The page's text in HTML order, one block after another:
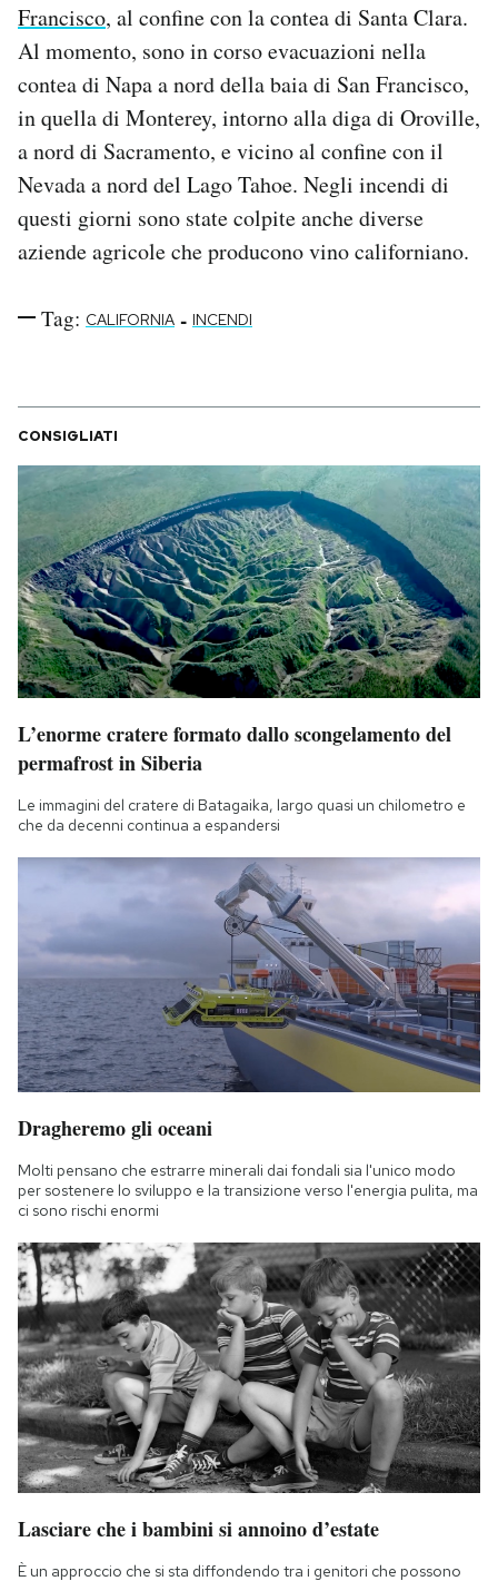
Francisco, al confine con la contea di Santa Clara.
Al momento, sono in corso evacuazioni nella
contea di Napa a nord della baia di San Francisco,
in quella di Monterey, intorno alla diga di Oroville,
a nord di Sacramento, e vicino al confine con il
Nevada a nord del Lago Tahoe. Negli incendi di
questi giorni sono state colpite anche diverse
aziende agricole che producono vino californiano.
Tag: CALIFORNIA - INCENDI
CONSIGLIATI
L’enorme cratere formato dallo scongelamento del
permafrost in Siberia
Le immagini del cratere di Batagaika, largo quasi un chilometro e
che da decenni continua a espandersi
Dragheremo gli oceani
Molti pensano che estrarre minerali dai fondali sia l'unico modo
per sostenere lo sviluppo e la transizione verso l'energia pulita, ma
ci sono rischi enormi
Lasciare che i bambini si annoino d’estate
È un approccio che si sta diffondendo tra i genitori che possono